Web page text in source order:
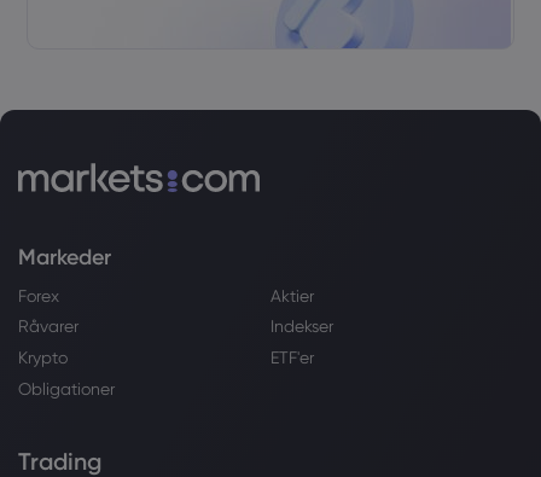
Markeder
Forex
Aktier
Råvarer
Indekser
Krypto
ETF'er
Obligationer
Trading